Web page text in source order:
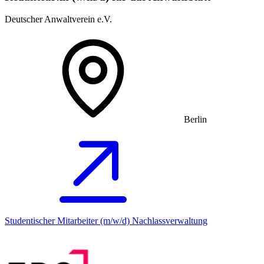
Deutscher Anwaltverein e.V.
Berlin
Studentischer Mitarbeiter (m/w/d) Nachlassverwaltung